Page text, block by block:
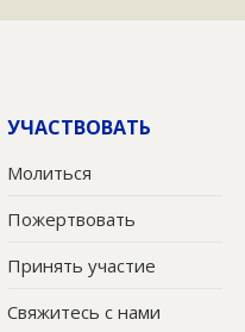
УЧАСТВОВАТЬ
Молиться
Пожертвовать
Принять участие
Свяжитесь с нами